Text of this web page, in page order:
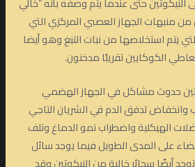
من منبهات الجهاز العصبي المركزي التي
يتم استخلاصها من نبات التبغ وهو أيضا
الكوكايين تقريبًا مدخنون.
حدوث مشاكل في الجهاز الهضمي
وانخفاض تدفق الدم في الشريان التاجي
الهيكلية واضطراب نمو الدماغ وتلف
على المدى الطويل فيما يوجد سائل